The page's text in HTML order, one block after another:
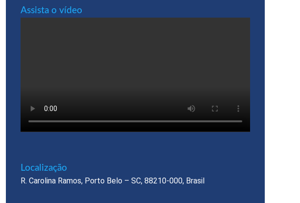
Assista o vídeo
Localização​
R. Carolina Ramos, Porto Belo – SC, 88210-000, Brasil